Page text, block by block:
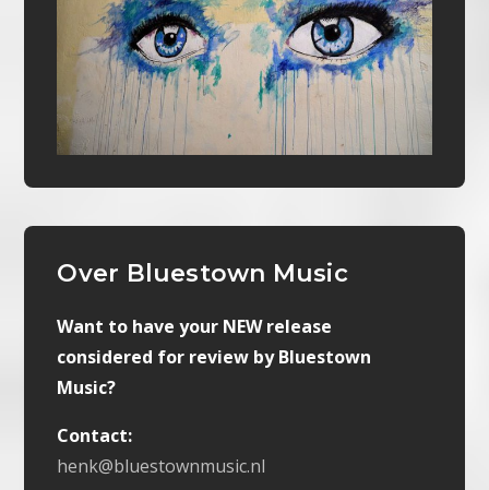
Over Bluestown Music
Want to have your NEW release
considered for review by Bluestown
Music?
Contact:
henk@bluestownmusic.nl